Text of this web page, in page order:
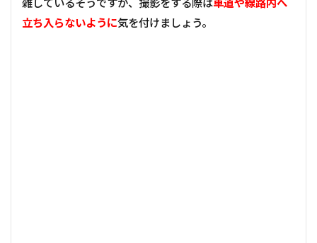
立ち入らないように気を付けましょう。